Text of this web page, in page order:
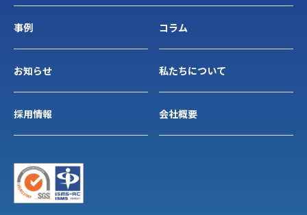
事例 コラム
お知らせ 私たちについて
採用情報 会社概要